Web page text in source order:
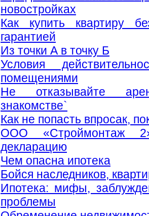
новостройках
Как купить квартиру
гарантией
Из точки А в точку Б
Условия
помещениями
Не отказывайте
знакомстве`
Как не попасть впросак,
ООО «Строймонтаж
декларацию
Чем опасна ипотека
Бойся наследников,
Ипотека: мифы,
проблемы